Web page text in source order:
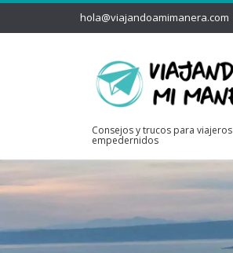
hola@viajandoamimanera.com
Consejos y trucos para viajeros
empedernidos